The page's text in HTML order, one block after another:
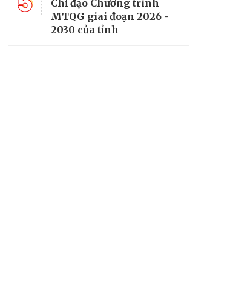
Chỉ đạo Chương trình
MTQG giai đoạn 2026 -
2030 của tỉnh